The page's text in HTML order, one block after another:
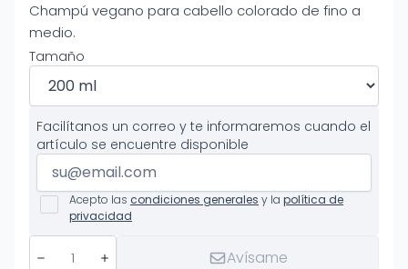
Champú vegano para cabello colorado de fino a
medio.
Tamaño
Facilítanos un correo y te informaremos cuando el
artículo se encuentre disponible
Acepto las condiciones generales y la política de
privacidad
Avísame